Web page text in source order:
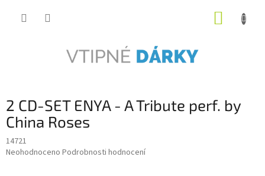
2 CD-SET ENYA - A Tribute perf. by
China Roses
14721
Průměrné
Neohodnoceno Podrobnosti hodnocení